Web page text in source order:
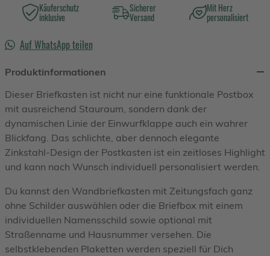
Käuferschutz
inklusive
Sicherer
Versand
Mit Herz
personalisiert
Auf WhatsApp teilen
Produktinformationen
Dieser Briefkasten ist nicht nur eine funktionale Postbox
mit ausreichend Stauraum, sondern dank der
dynamischen Linie der Einwurfklappe auch ein wahrer
Blickfang. Das schlichte, aber dennoch elegante
Zinkstahl-Design der Postkasten ist ein zeitloses Highlight
und kann nach Wunsch individuell personalisiert werden.
Du kannst den Wandbriefkasten mit Zeitungsfach ganz
ohne Schilder auswählen oder die Briefbox mit einem
individuellen Namensschild sowie optional mit
Straßenname und Hausnummer versehen. Die
selbstklebenden Plaketten werden speziell für Dich